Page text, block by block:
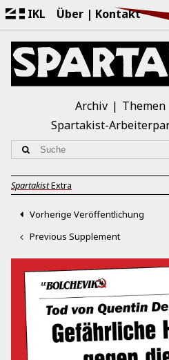
IKL Über Kontakt
Archiv Themen
Spartakist-
SpartakistExtra
Vorherige Veröffentlichung
Previous Supplement